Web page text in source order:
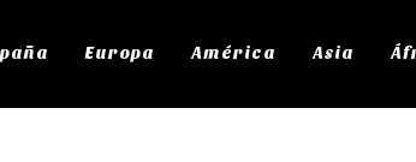
Europa América Asia